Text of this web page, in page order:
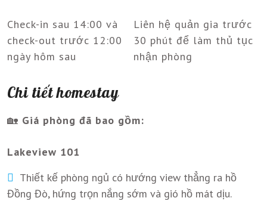
Check-in sau 14:00 và
check-out trước 12:00
ngày hôm sau
Liên hệ quản gia trước
30 phút để làm thủ tục
nhận phòng
Chi tiết homestay
🏡 Giá phòng đã bao gồm:
Lakeview 101
Thiết kế phòng ngủ có hướng view thẳng ra hồ
Đồng Đò, hứng trọn nắng sớm và gió hồ mát dịu.